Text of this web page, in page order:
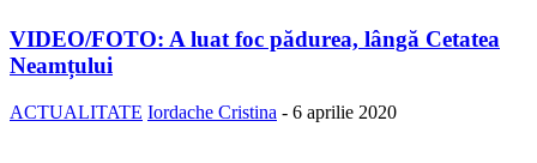
VIDEO/FOTO: A luat foc pădurea, lângă Cetatea
Neamțului
ACTUALITATE Iordache Cristina - 6 aprilie 2020